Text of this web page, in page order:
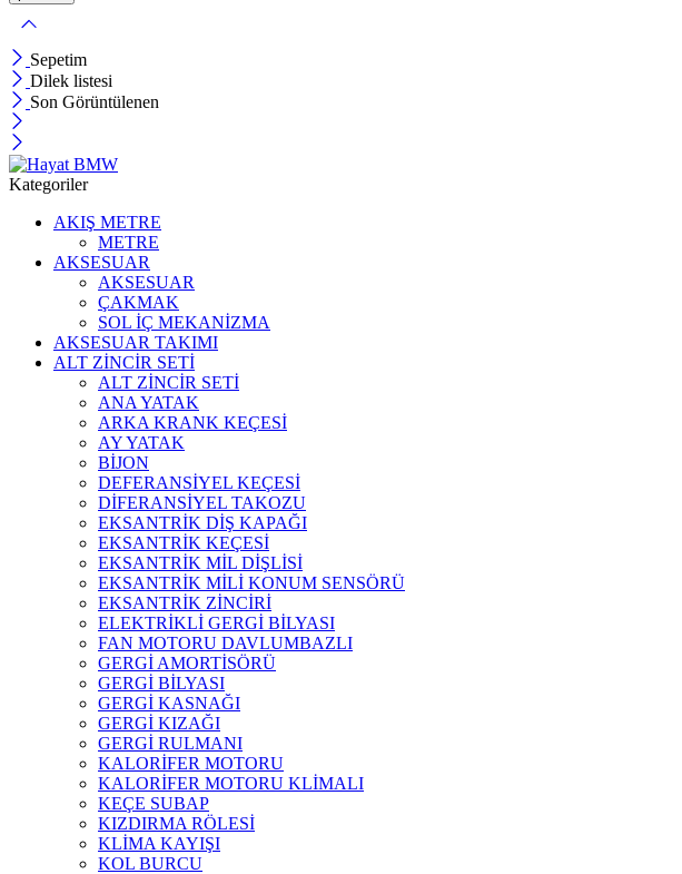
Sepetim
Dilek listesi
Son Görüntülenen
Kategoriler
AKIŞ METRE
METRE
AKSESUAR
AKSESUAR
ÇAKMAK
SOL İÇ MEKANİZMA
AKSESUAR TAKIMI
ALT ZİNCİR SETİ
ALT ZİNCİR SETİ
ANA YATAK
ARKA KRANK KEÇESİ
AY YATAK
BİJON
DEFERANSİYEL KEÇESİ
DİFERANSİYEL TAKOZU
EKSANTRİK DİŞ KAPAĞI
EKSANTRİK KEÇESİ
EKSANTRİK MİL DİŞLİSİ
EKSANTRİK MİLİ KONUM SENSÖRÜ
EKSANTRİK ZİNCİRİ
ELEKTRİKLİ GERGİ BİLYASI
FAN MOTORU DAVLUMBAZLI
GERGİ AMORTİSÖRÜ
GERGİ BİLYASI
GERGİ KASNAĞI
GERGİ KIZAĞI
GERGİ RULMANI
KALORİFER MOTORU
KALORİFER MOTORU KLİMALI
KEÇE SUBAP
KIZDIRMA RÖLESİ
KLİMA KAYIŞI
KOL BURCU